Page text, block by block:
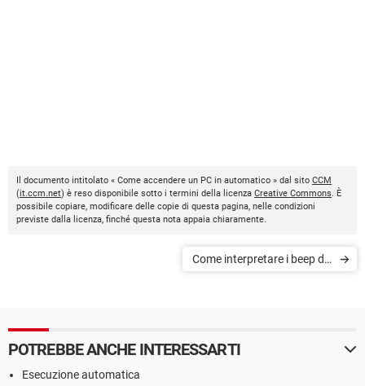
Il documento intitolato « Come accendere un PC in automatico » dal sito CCM
(it.ccm.net) è reso disponibile sotto i termini della licenza Creative Commons. È
possibile copiare, modificare delle copie di questa pagina, nelle condizioni
previste dalla licenza, finché questa nota appaia chiaramente.
Come interpretare i beep del
POTREBBE ANCHE INTERESSARTI
Esecuzione automatica